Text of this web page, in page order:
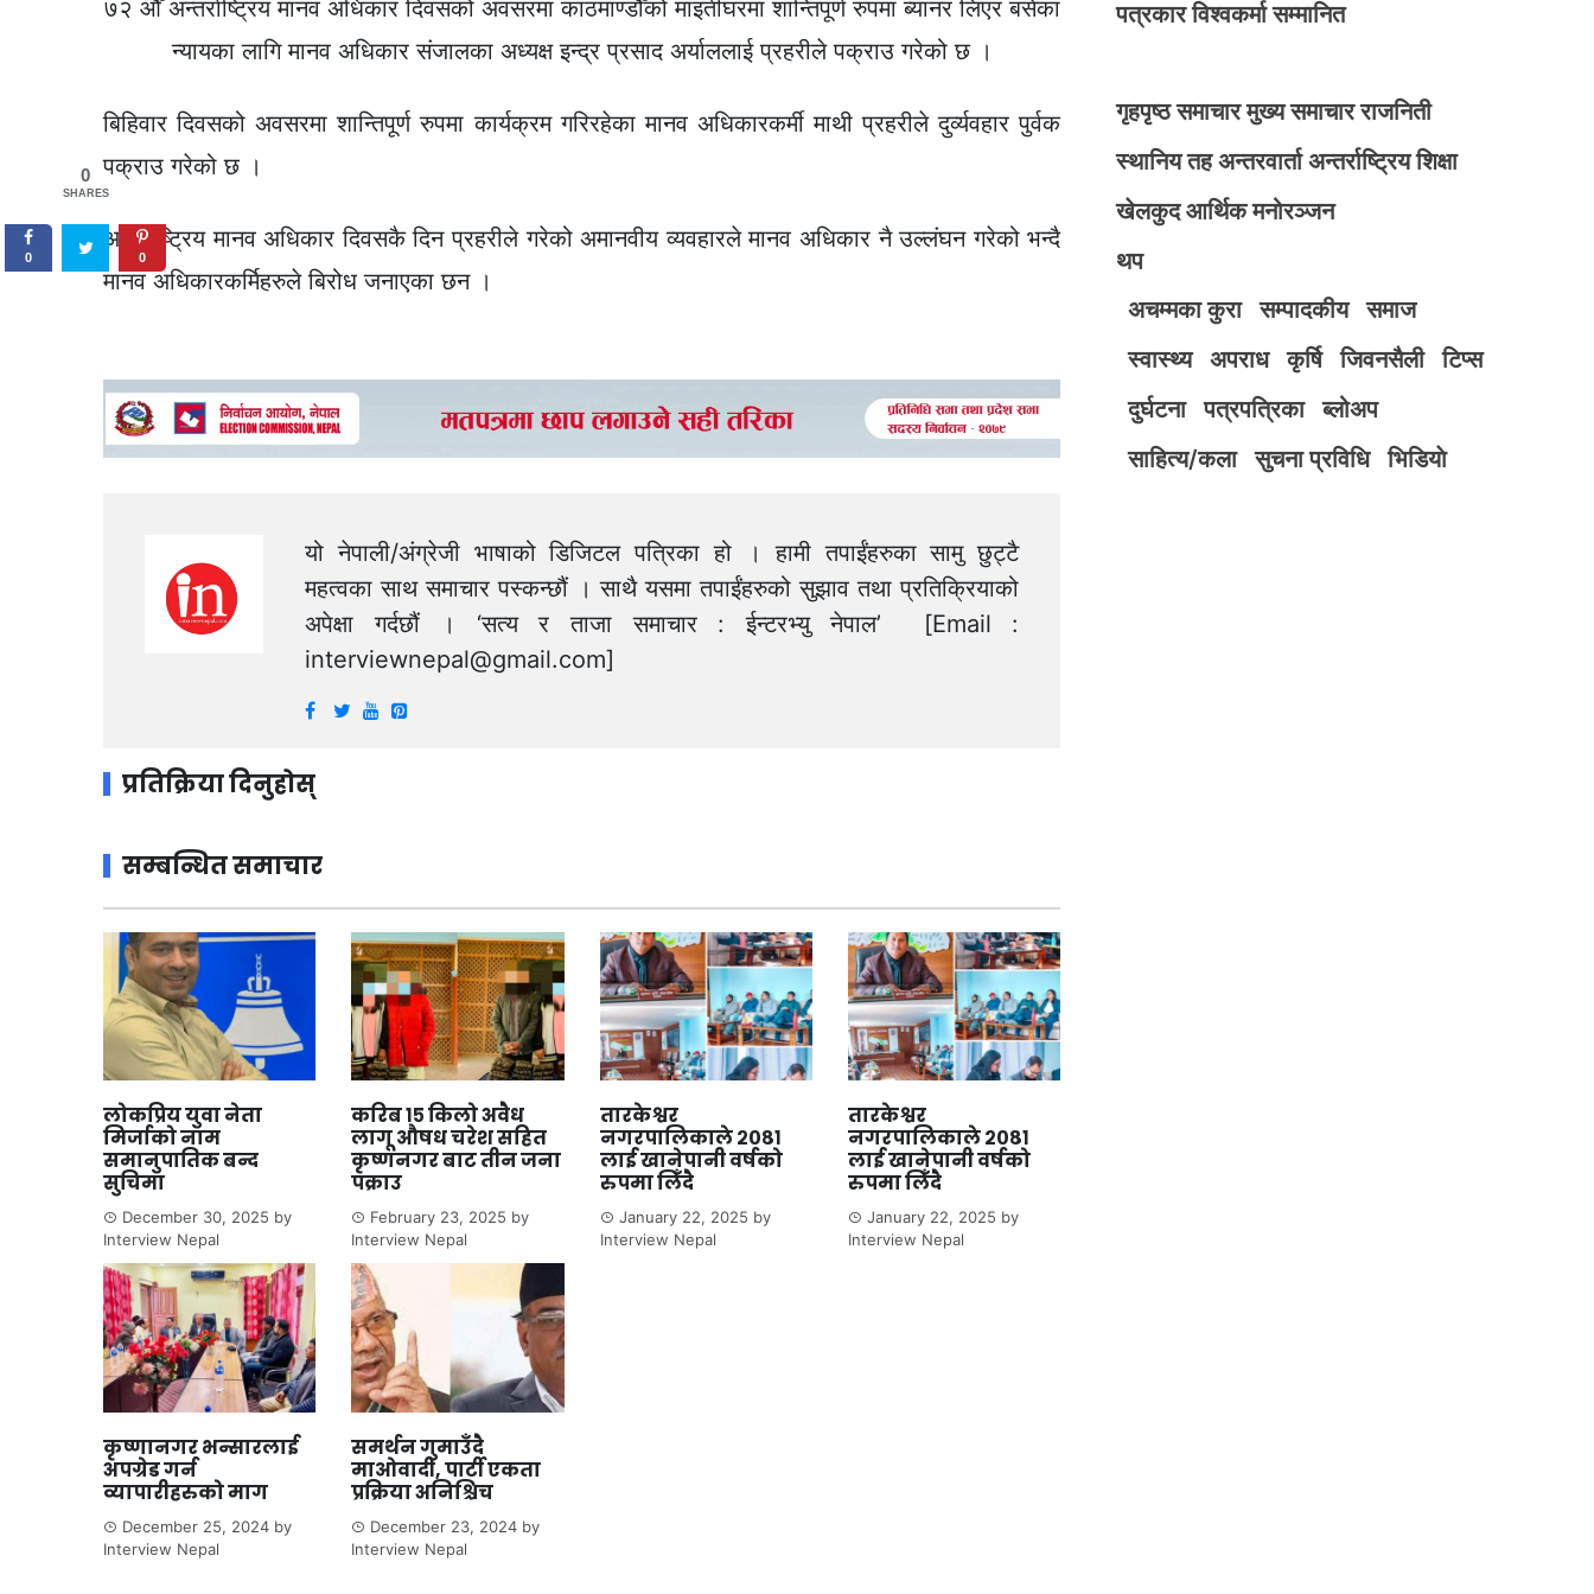
७२ औँ अन्तर्राष्ट्रिय मानव अधिकार दिवसको अवसरमा काठमाण्डौँको माइतीघरमा शान्तिपूर्ण रुपमा ब्यानर लिएर बसेका
न्यायका लागि मानव अधिकार संजालका अध्यक्ष इन्द्र प्रसाद अर्याललाई प्रहरीले पक्राउ गरेको छ ।
बिहिवार दिवसको अवसरमा शान्तिपूर्ण रुपमा कार्यक्रम गरिरहेका मानव अधिकारकर्मी माथी प्रहरीले दुर्व्यवहार पुर्वक
पक्राउ गरेको छ ।
अन्तर्राष्ट्रिय मानव अधिकार दिवसकै दिन प्रहरीले गरेको अमानवीय व्यवहारले मानव अधिकार नै उल्लंघन गरेको भन्दै
मानव अधिकारकर्मिहरुले बिरोध जनाएका छन ।
यो नेपाली/अंग्रेजी भाषाको डिजिटल पत्रिका हो । हामी तपाईंहरुका सामु छुट्टै
महत्वका साथ समाचार पस्कन्छौं । साथै यसमा तपाईंहरुको सुझाव तथा प्रतिक्रियाको
अपेक्षा गर्दछौं । ‘सत्य र ताजा समाचार : ईन्टरभ्यु नेपाल’ [Email :
interviewnepal@gmail.com]
प्रतिक्रिया दिनुहोस्
सम्बन्धित समाचार
लोकप्रिय युवा नेता
मिर्जाको नाम
समानुपातिक बन्द
सुचिमा
December 30, 2025 by
Interview Nepal
करिब १५ किलो अवैध
लागू औषध चरेश सहित
कृष्णनगर बाट तीन जना
पक्राउ
February 23, 2025 by
Interview Nepal
तारकेश्वर
नगरपालिकाले २०८१
लाई खानेपानी वर्षको
रुपमा लिँदै
January 22, 2025 by
Interview Nepal
तारकेश्वर
नगरपालिकाले २०८१
लाई खानेपानी वर्षको
रुपमा लिँदै
January 22, 2025 by
Interview Nepal
कृष्णानगर भन्सारलाई
अपग्रेड गर्न
व्यापारीहरुको माग
December 25, 2024 by
Interview Nepal
समर्थन गुमाउँदै
माओवादी, पार्टी एकता
प्रक्रिया अनिश्चिच
December 23, 2024 by
Interview Nepal
पत्रकार विश्वकर्मा सम्मानित
गृहपृष्ठ समाचार मुख्य समाचार राजनिती
स्थानिय तह अन्तरवार्ता अन्तर्राष्ट्रिय शिक्षा
खेलकुद आर्थिक मनोरञ्जन
थप
अचम्मका कुरा
सम्पादकीय
समाज
स्वास्थ्य
अपराध कृर्षि जिवनसैली
टिप्स
दुर्घटना
पत्रपत्रिका
ब्लोअप
साहित्य/कला
सुचना प्रविधि भिडियाे
0
SHARES
0 0